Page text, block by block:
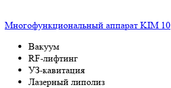
Многофункциональный аппарат KIM 10
Вакуум
RF-лифтинг
УЗ-кавитация
Лазерный липолиз